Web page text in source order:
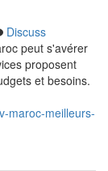
Discuss
peut s'avérer
proposent
et besoins.
maroc-meilleurs-